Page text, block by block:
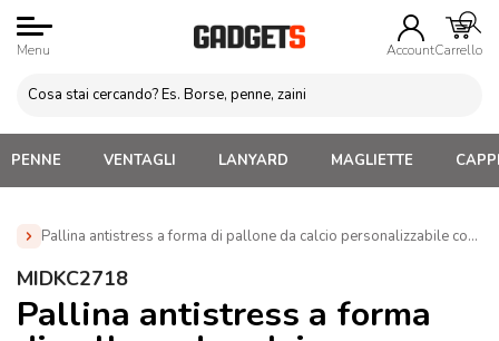
Menu AccountCarrello
PENNE VENTAGLI LANYARD MAGLIETTE
Pallina antistress a forma di pallone da calcio personalizzabile con
Home » Antistress Personalizzati
antistress a forma di pallone da calcio personalizzabile con logo
MIDKC2718
Pallina antistress a forma